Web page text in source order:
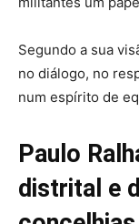
Segundo a sua
no diálogo, no
num espírito de
Paulo
distrital e